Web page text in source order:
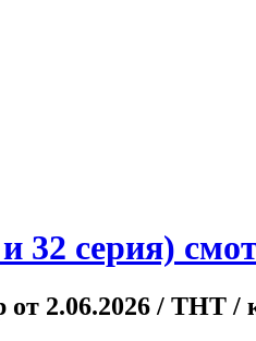
32 серия)
2.06.2026 / ТНТ /